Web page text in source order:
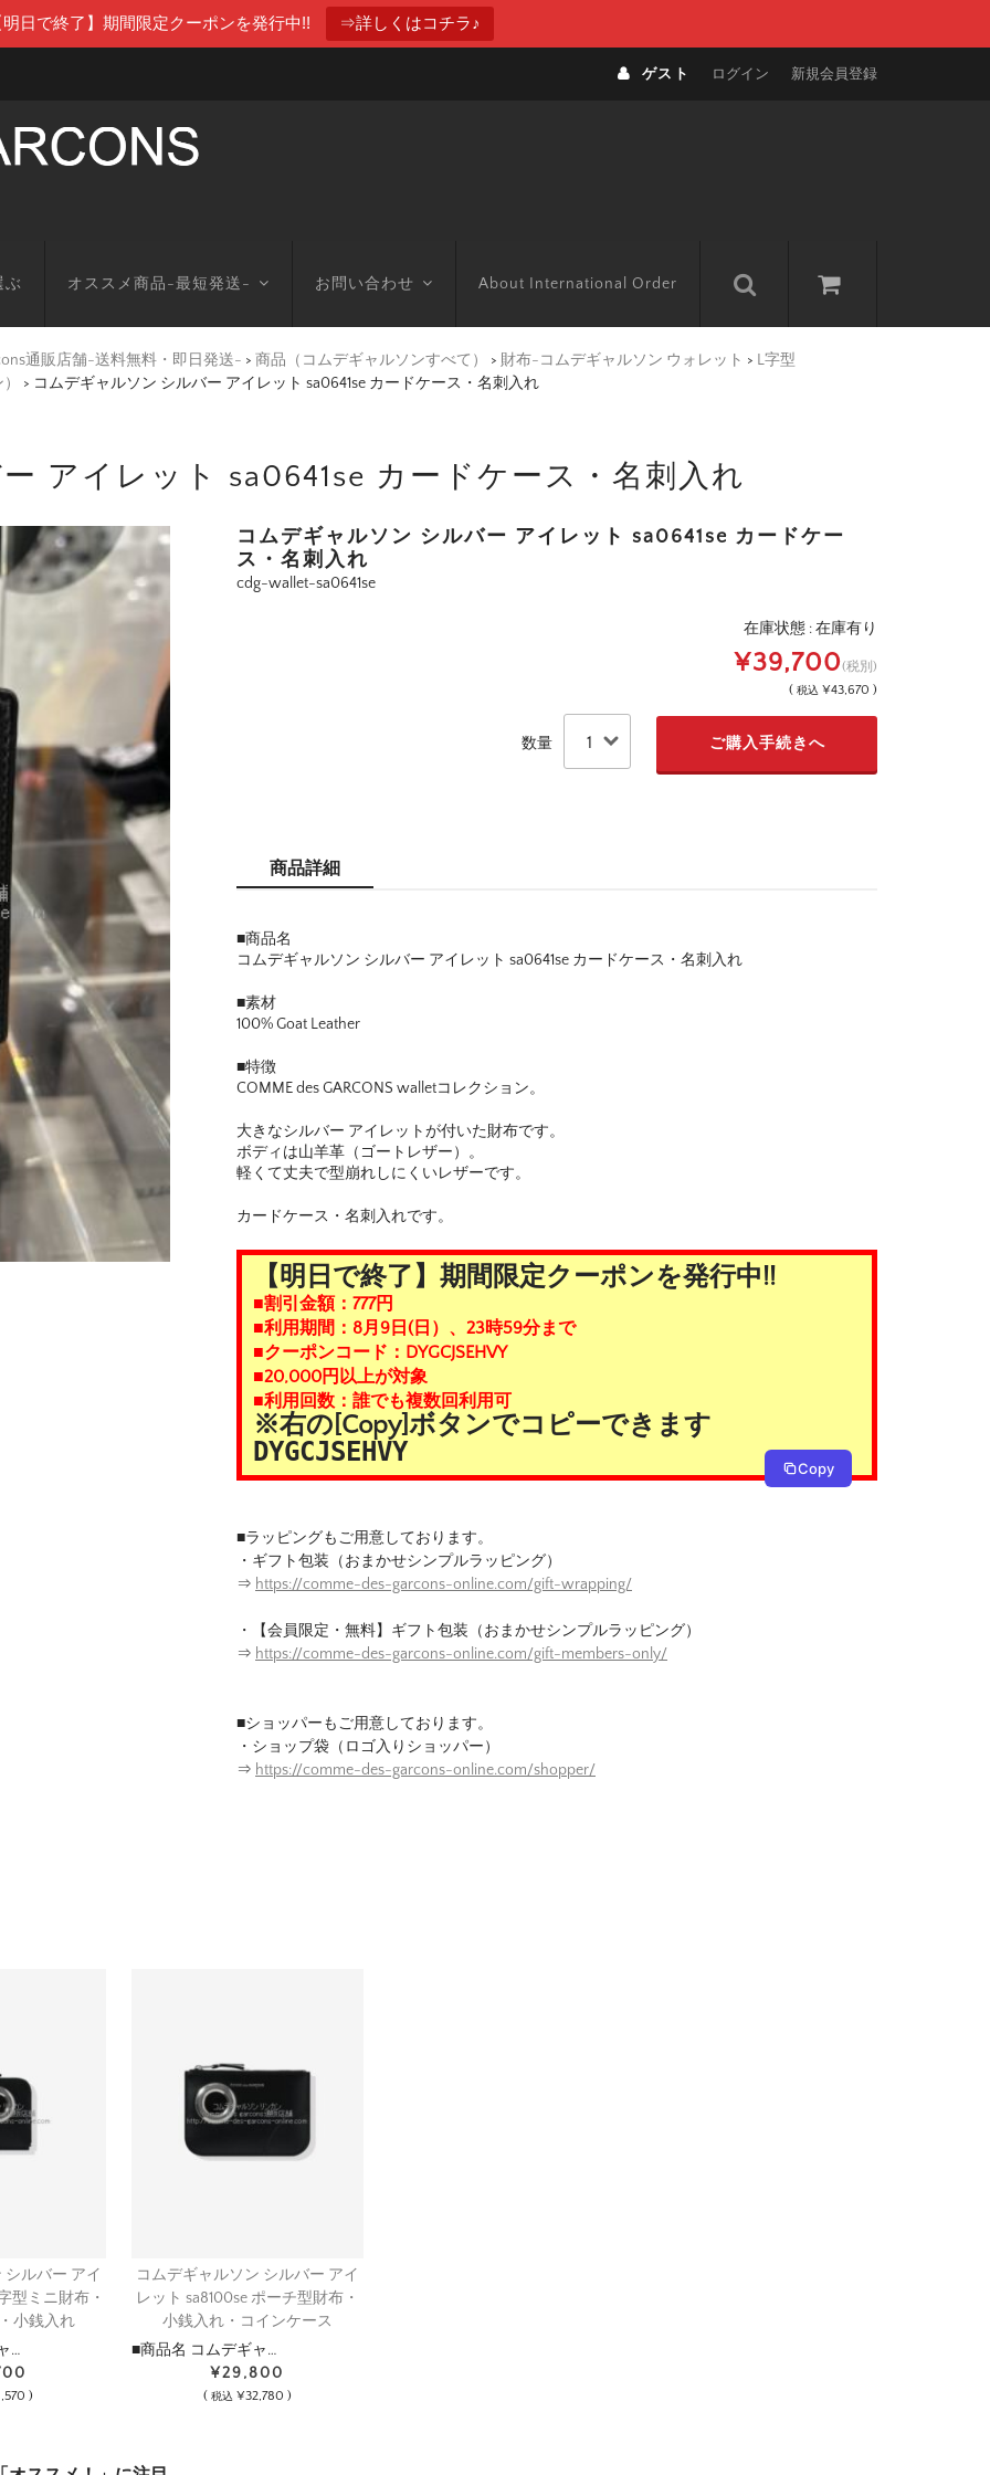
日で終了】期間限定クーポンを発行中!! ⇒詳しくはコチラ♪
ゲスト ログイン 新規会員登録
ぶ オススメ商品-最短発送- お問い合わせ About International Order
通販店舗-送料無料・即日発送- > 商品（コムデギャルソンすべて） > 財布-コムデギャルソン ウォレット > L字型
> コムデギャルソン シルバー アイレット sa0641se カードケース・名刺入れ
アイレット sa0641se カードケース・名刺入れ
コムデギャルソン シルバー アイレット sa0641se カードケー
ス・名刺入れ
cdg-wallet-sa0641se
在庫状態 : 在庫有り
¥39,700(税別)
( 税込 ¥43,670 )
数量
商品詳細
■商品名
コムデギャルソン シルバー アイレット sa0641se カードケース・名刺入れ
■素材
100% Goat Leather
■特徴
COMME des GARCONS walletコレクション。
大きなシルバー アイレットが付いた財布です。
ボディは山羊革（ゴートレザー）。
軽くて丈夫で型崩れしにくいレザーです。
カードケース・名刺入れです。
【明日で終了】期間限定クーポンを発行中!!
■割引金額：777円
■利用期間：8月9日(日）、23時59分まで
■クーポンコード：DYGCJSEHVY
■20,000円以上が対象
■利用回数：誰でも複数回利用可
※右の[Copy]ボタンでコピーできます
DYGCJSEHVY
Copy
■ラッピングもご用意しております。
・ギフト包装（おまかせシンプルラッピング）
⇒ https://comme-des-garcons-online.com/gift-wrapping/
・【会員限定・無料】ギフト包装（おまかせシンプルラッピング）
⇒ https://comme-des-garcons-online.com/gift-members-only/
■ショッパーもご用意しております。
・ショップ袋（ロゴ入りショッパー）
⇒ https://comme-des-garcons-online.com/shopper/
ルバー アイ
型ミニ財布・
小銭入れ
…
)
コムデギャルソン シルバー アイ
レット sa8100se ポーチ型財布・
小銭入れ・コインケース
■商品名 コムデギャ…
¥29,800
( 税込 ¥32,780 )